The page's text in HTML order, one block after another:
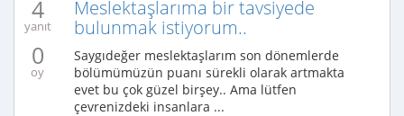
4
yanıt
0
oy
Meslektaşlarıma bir tavsiyede
bulunmak istiyorum..
Saygıdeğer meslektaşlarım son dönemlerde
bölümümüzün puanı sürekli olarak artmakta
evet bu çok güzel birşey.. Ama lütfen
çevrenizdeki insanlara ...